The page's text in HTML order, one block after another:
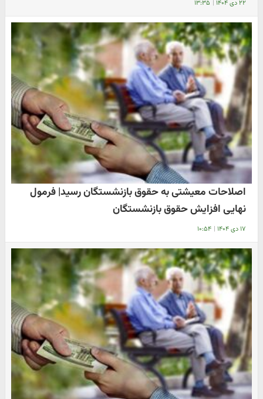
۲۲ دی ۱۴۰۴ | ۱۳:۳۵
اصلاحات معیشتی به حقوق بازنشستگان رسید| فرمول
نهایی افزایش حقوق بازنشستگان
۱۷ دی ۱۴۰۴ | ۱۰:۵۴